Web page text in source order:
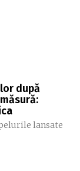
după
lansate